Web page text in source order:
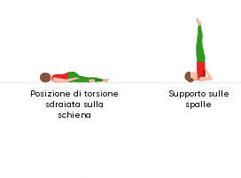
Posizione di torsione
sdraiata sulla
schiena
Supporto sulle
spalle